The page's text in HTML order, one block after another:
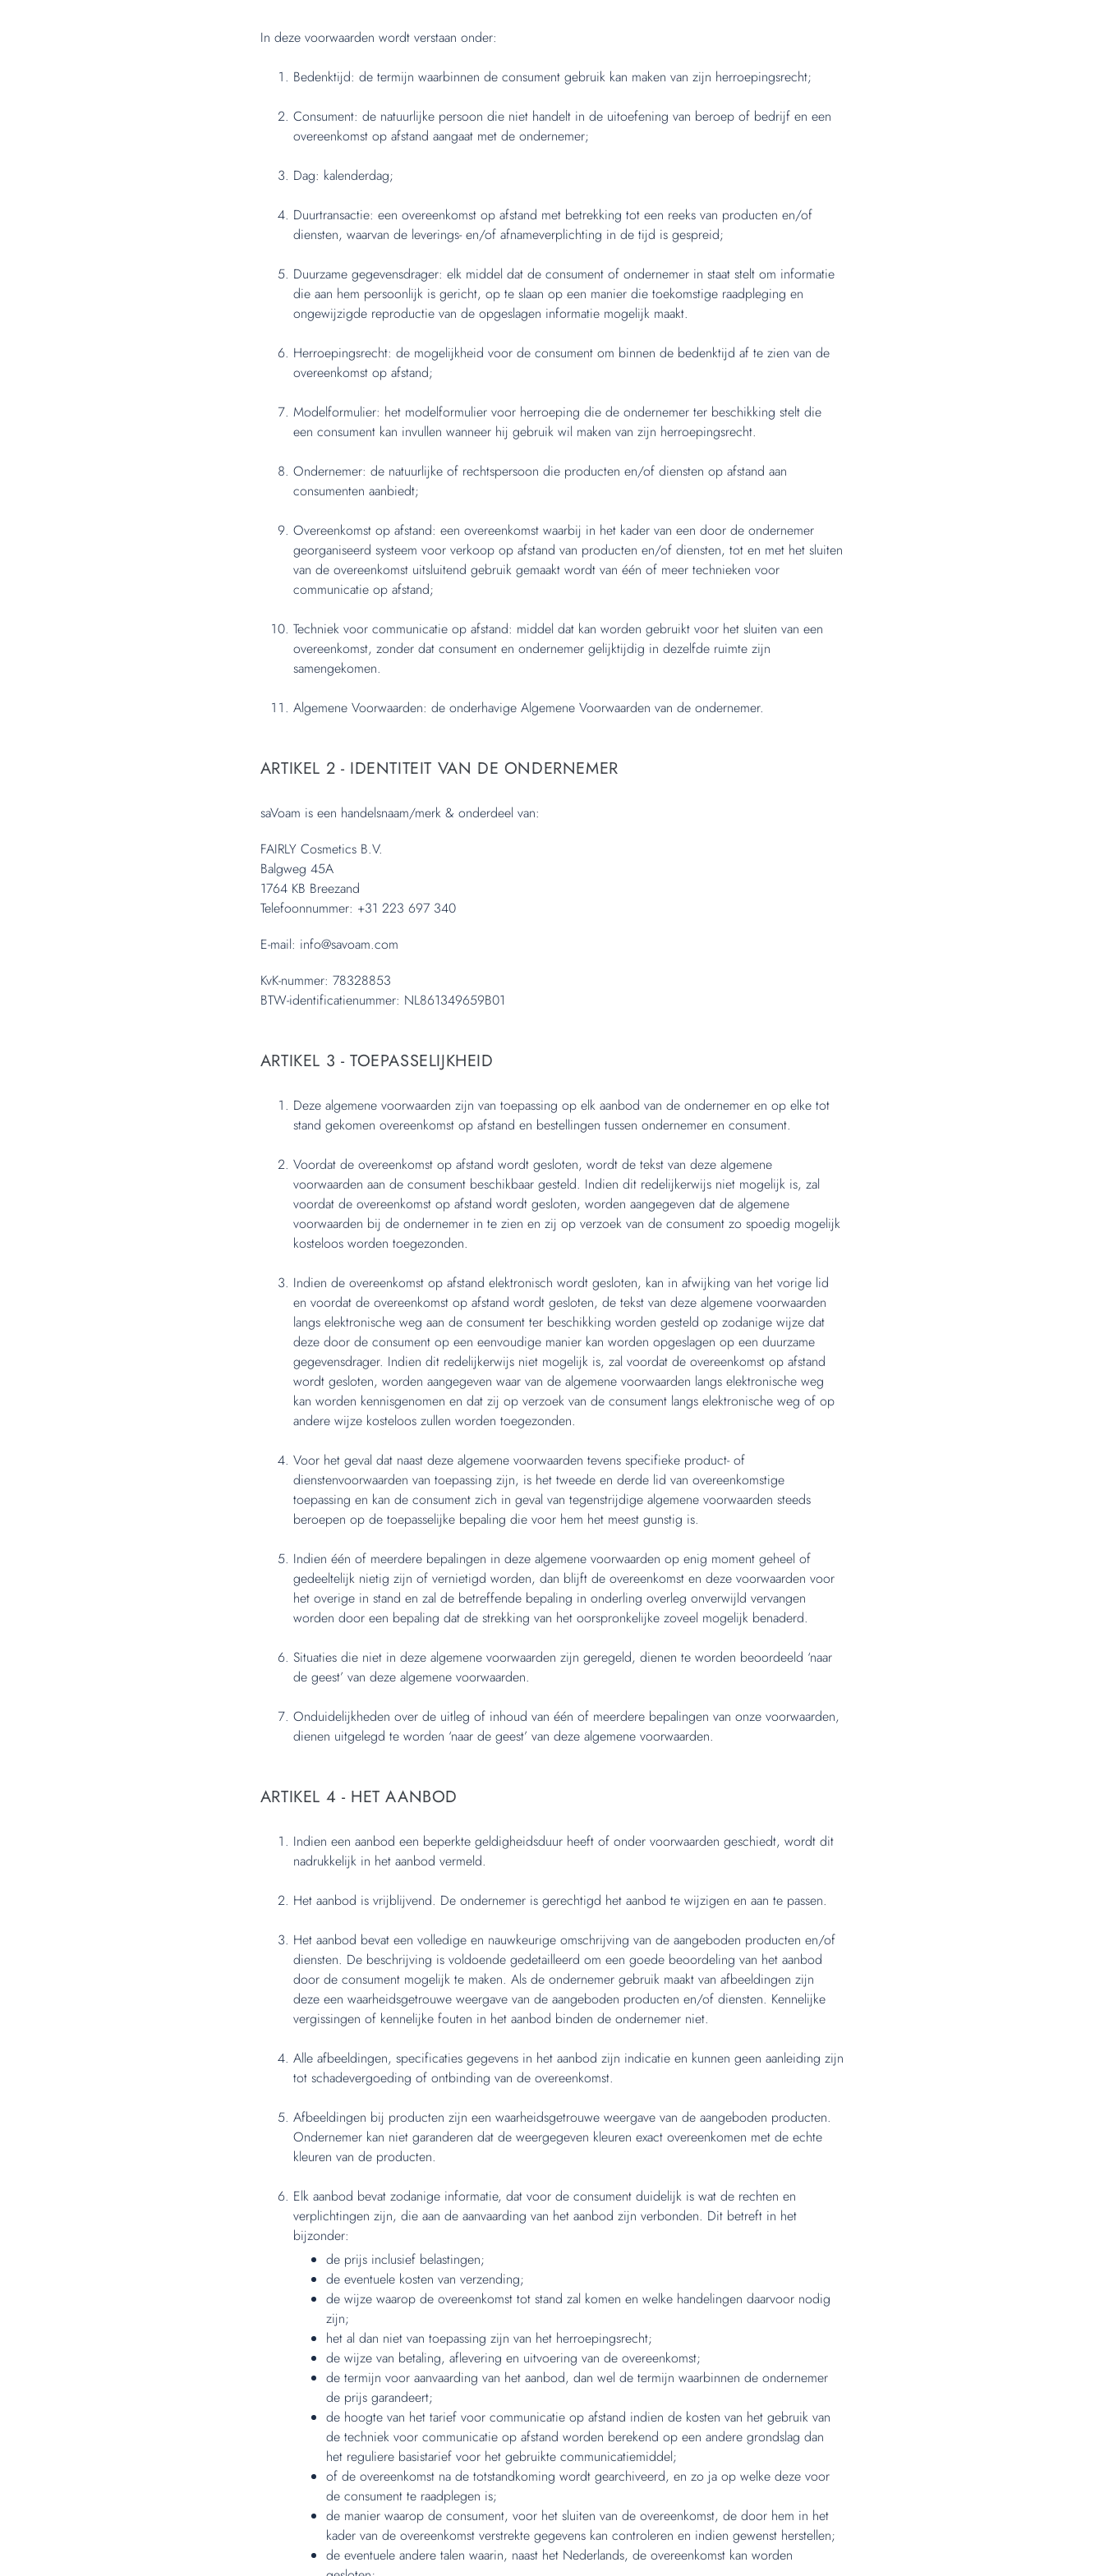
In deze voorwaarden wordt verstaan onder:
Bedenktijd: de termijn waarbinnen de consument gebruik kan maken van zijn herroepingsrecht;
Consument: de natuurlijke persoon die niet handelt in de uitoefening van beroep of bedrijf en een
overeenkomst op afstand aangaat met de ondernemer;
Dag: kalenderdag;
Duurtransactie: een overeenkomst op afstand met betrekking tot een reeks van producten en/of
diensten, waarvan de leverings- en/of afnameverplichting in de tijd is gespreid;
Duurzame gegevensdrager: elk middel dat de consument of ondernemer in staat stelt om informatie
die aan hem persoonlijk is gericht, op te slaan op een manier die toekomstige raadpleging en
ongewijzigde reproductie van de opgeslagen informatie mogelijk maakt.
Herroepingsrecht: de mogelijkheid voor de consument om binnen de bedenktijd af te zien van de
overeenkomst op afstand;
Modelformulier: het modelformulier voor herroeping die de ondernemer ter beschikking stelt die
een consument kan invullen wanneer hij gebruik wil maken van zijn herroepingsrecht.
Ondernemer: de natuurlijke of rechtspersoon die producten en/of diensten op afstand aan
consumenten aanbiedt;
Overeenkomst op afstand: een overeenkomst waarbij in het kader van een door de ondernemer
georganiseerd systeem voor verkoop op afstand van producten en/of diensten, tot en met het sluiten
van de overeenkomst uitsluitend gebruik gemaakt wordt van één of meer technieken voor
communicatie op afstand;
Techniek voor communicatie op afstand: middel dat kan worden gebruikt voor het sluiten van een
overeenkomst, zonder dat consument en ondernemer gelijktijdig in dezelfde ruimte zijn
samengekomen.
Algemene Voorwaarden: de onderhavige Algemene Voorwaarden van de ondernemer.
ARTIKEL 2 - IDENTITEIT VAN DE ONDERNEMER
saVoam is een handelsnaam/merk & onderdeel van:
FAIRLY Cosmetics B.V.
Balgweg 45A
1764 KB Breezand
Telefoonnummer: +31 223 697 340
E-mail: info@savoam.com
KvK-nummer: 78328853
BTW-identificatienummer: NL861349659B01
ARTIKEL 3 - TOEPASSELIJKHEID
Deze algemene voorwaarden zijn van toepassing op elk aanbod van de ondernemer en op elke tot
stand gekomen overeenkomst op afstand en bestellingen tussen ondernemer en consument.
Voordat de overeenkomst op afstand wordt gesloten, wordt de tekst van deze algemene
voorwaarden aan de consument beschikbaar gesteld. Indien dit redelijkerwijs niet mogelijk is, zal
voordat de overeenkomst op afstand wordt gesloten, worden aangegeven dat de algemene
voorwaarden bij de ondernemer in te zien en zij op verzoek van de consument zo spoedig mogelijk
kosteloos worden toegezonden.
Indien de overeenkomst op afstand elektronisch wordt gesloten, kan in afwijking van het vorige lid
en voordat de overeenkomst op afstand wordt gesloten, de tekst van deze algemene voorwaarden
langs elektronische weg aan de consument ter beschikking worden gesteld op zodanige wijze dat
deze door de consument op een eenvoudige manier kan worden opgeslagen op een duurzame
gegevensdrager. Indien dit redelijkerwijs niet mogelijk is, zal voordat de overeenkomst op afstand
wordt gesloten, worden aangegeven waar van de algemene voorwaarden langs elektronische weg
kan worden kennisgenomen en dat zij op verzoek van de consument langs elektronische weg of op
andere wijze kosteloos zullen worden toegezonden.
Voor het geval dat naast deze algemene voorwaarden tevens specifieke product- of
dienstenvoorwaarden van toepassing zijn, is het tweede en derde lid van overeenkomstige
toepassing en kan de consument zich in geval van tegenstrijdige algemene voorwaarden steeds
beroepen op de toepasselijke bepaling die voor hem het meest gunstig is.
Indien één of meerdere bepalingen in deze algemene voorwaarden op enig moment geheel of
gedeeltelijk nietig zijn of vernietigd worden, dan blijft de overeenkomst en deze voorwaarden voor
het overige in stand en zal de betreffende bepaling in onderling overleg onverwijld vervangen
worden door een bepaling dat de strekking van het oorspronkelijke zoveel mogelijk benaderd.
Situaties die niet in deze algemene voorwaarden zijn geregeld, dienen te worden beoordeeld ‘naar
de geest’ van deze algemene voorwaarden.
Onduidelijkheden over de uitleg of inhoud van één of meerdere bepalingen van onze voorwaarden,
dienen uitgelegd te worden ‘naar de geest’ van deze algemene voorwaarden.
ARTIKEL 4 - HET AANBOD
Indien een aanbod een beperkte geldigheidsduur heeft of onder voorwaarden geschiedt, wordt dit
nadrukkelijk in het aanbod vermeld.
Het aanbod is vrijblijvend. De ondernemer is gerechtigd het aanbod te wijzigen en aan te passen.
Het aanbod bevat een volledige en nauwkeurige omschrijving van de aangeboden producten en/of
diensten. De beschrijving is voldoende gedetailleerd om een goede beoordeling van het aanbod
door de consument mogelijk te maken. Als de ondernemer gebruik maakt van afbeeldingen zijn
deze een waarheidsgetrouwe weergave van de aangeboden producten en/of diensten. Kennelijke
vergissingen of kennelijke fouten in het aanbod binden de ondernemer niet.
Alle afbeeldingen, specificaties gegevens in het aanbod zijn indicatie en kunnen geen aanleiding zijn
tot schadevergoeding of ontbinding van de overeenkomst.
Afbeeldingen bij producten zijn een waarheidsgetrouwe weergave van de aangeboden producten.
Ondernemer kan niet garanderen dat de weergegeven kleuren exact overeenkomen met de echte
kleuren van de producten.
Elk aanbod bevat zodanige informatie, dat voor de consument duidelijk is wat de rechten en
verplichtingen zijn, die aan de aanvaarding van het aanbod zijn verbonden. Dit betreft in het
bijzonder:
de prijs inclusief belastingen;
de eventuele kosten van verzending;
de wijze waarop de overeenkomst tot stand zal komen en welke handelingen daarvoor nodig
zijn;
het al dan niet van toepassing zijn van het herroepingsrecht;
de wijze van betaling, aflevering en uitvoering van de overeenkomst;
de termijn voor aanvaarding van het aanbod, dan wel de termijn waarbinnen de ondernemer
de prijs garandeert;
de hoogte van het tarief voor communicatie op afstand indien de kosten van het gebruik van
de techniek voor communicatie op afstand worden berekend op een andere grondslag dan
het reguliere basistarief voor het gebruikte communicatiemiddel;
of de overeenkomst na de totstandkoming wordt gearchiveerd, en zo ja op welke deze voor
de consument te raadplegen is;
de manier waarop de consument, voor het sluiten van de overeenkomst, de door hem in het
kader van de overeenkomst verstrekte gegevens kan controleren en indien gewenst herstellen;
de eventuele andere talen waarin, naast het Nederlands, de overeenkomst kan worden